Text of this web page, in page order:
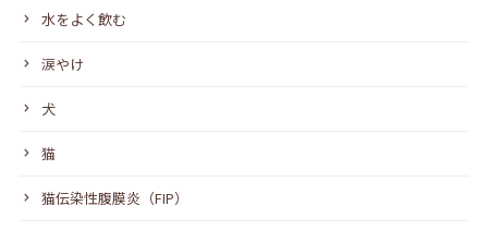
水をよく飲む
涙やけ
犬
猫
猫伝染性腹膜炎（FIP）